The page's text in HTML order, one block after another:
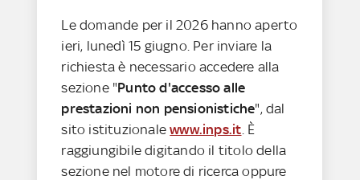
Le domande per il 2026 hanno aperto
ieri, lunedì 15 giugno. Per inviare la
richiesta è necessario accedere alla
sezione "Punto d'accesso alle
prestazioni non pensionistiche", dal
sito istituzionalewww.inps.it . È
raggiungibile digitando il titolo della
sezione nel motore di ricerca oppure